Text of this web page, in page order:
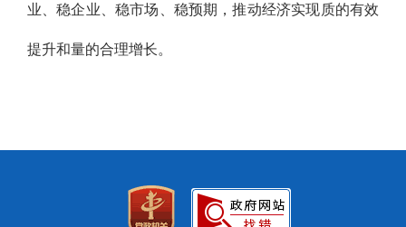
业、稳企业、稳市场、稳预期，推动经济实现质的有效
提升和量的合理增长。